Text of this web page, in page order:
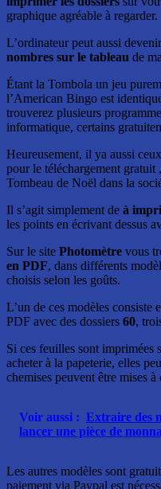
graphique agréable à regarder.
L’ordinateur peut aussi
nombres sur le tableau de
Étant la Tombola un jeu
l’American Bingo est
trouverez plusieurs
informatique, certains
Heureusement, il ya aussi
pour le téléchargement gratuit ,
Tombeau de Noël dans la
Il s’agit simplement de à
les points en écrivant dessus
Sur le site Photomètre vous
en PDF, dans différents
choisis selon les goûts.
L’un de ces modèles consiste
PDF avec des dossiers 60,
Si ces feuilles sont imprimées
acheter à la papeterie, elles
chemises peuvent être mises
Voir aussi : Extraire des
lancer une pièce de
Les autres modèles sont
paiement via Paypal est